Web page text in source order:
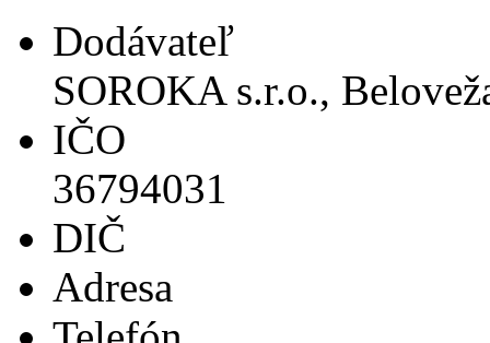
Dodávateľ
SOROKA s.r.o.,
IČO
36794031
DIČ
Adresa